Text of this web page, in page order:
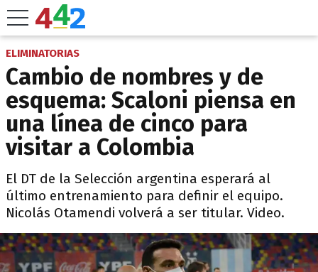
ELIMINATORIAS
Cambio de nombres y de
esquema: Scaloni piensa en
una línea de cinco para
visitar a Colombia
El DT de la Selección argentina esperará al
último entrenamiento para definir el equipo.
Nicolás Otamendi volverá a ser titular. Video.